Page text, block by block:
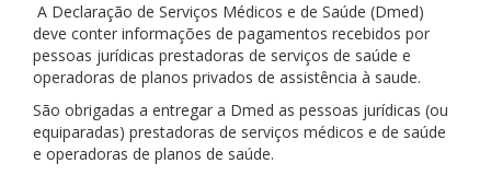
A Declaração de Serviços Médicos e de Saúde (Dmed)
deve conter informações de pagamentos recebidos por
pessoas jurídicas prestadoras de serviços de saúde e
operadoras de planos privados de assistência à saude.
São obrigadas a entregar a Dmed as pessoas jurídicas (ou
equiparadas) prestadoras de serviços médicos e de saúde
e operadoras de planos de saúde.